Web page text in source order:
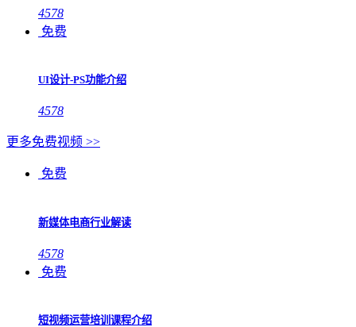
4578
免费
UI设计-PS功能介绍
4578
更多免费视频 >>
免费
新媒体电商行业解读
4578
免费
短视频运营培训课程介绍